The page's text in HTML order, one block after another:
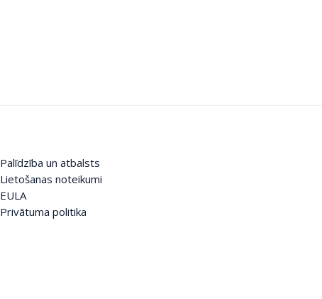
Palīdzība un atbalsts
Lietošanas noteikumi
EULA
Privātuma politika